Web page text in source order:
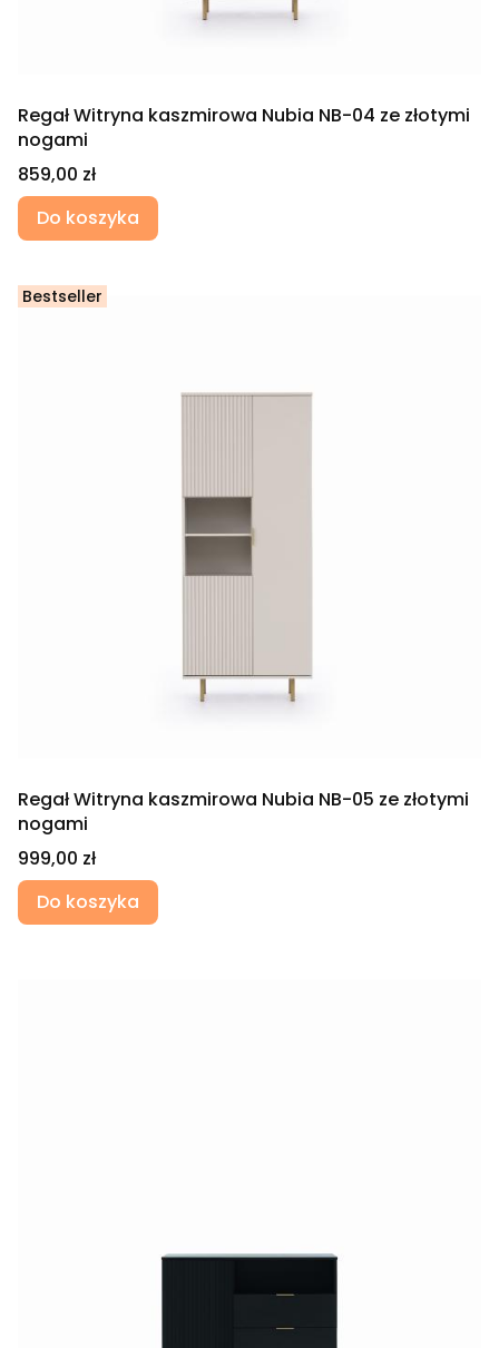
Regał Witryna kaszmirowa Nubia NB-04 ze złotymi
nogami
Cena
859,00 zł
Do koszyka
Bestseller
Regał Witryna kaszmirowa Nubia NB-05 ze złotymi
nogami
Cena
999,00 zł
Do koszyka